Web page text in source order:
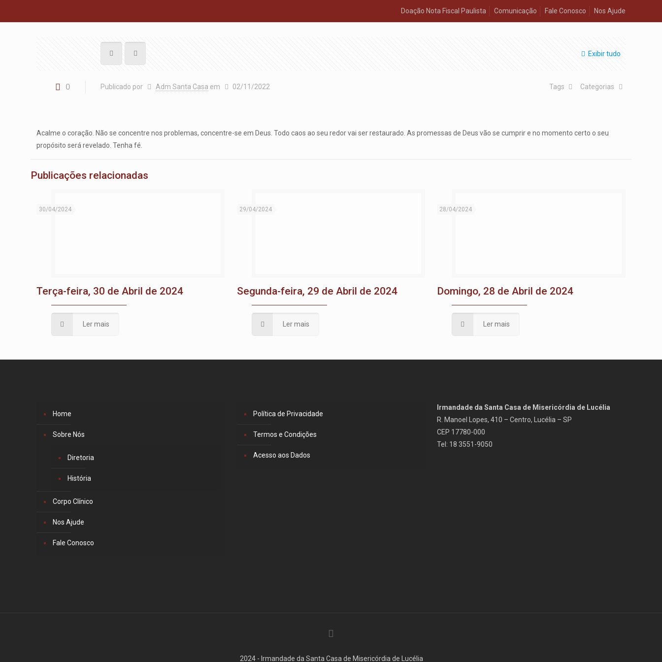
Doação Nota Fiscal Paulista Comunicação Fale Conosco Nos Ajude
Exibir tudo
0 Publicado por Adm Santa Casa em 02/11/2022 Categorias
Tags
Acalme o coração. Não se concentre nos problemas, concentre-se em Deus. Todo caos ao seu redor vai ser restaurado. As promessas de Deus vão se cumprir e no momento certo o seu
propósito será revelado. Tenha fé.
Publicações relacionadas
30/04/2024
Terça-feira, 30 de Abril de 2024
Ler mais
29/04/2024
Segunda-feira, 29 de Abril de 2024
Ler mais
28/04/2024
Domingo, 28 de Abril de 2024
Ler mais
Home
Sobre Nós
Diretoria
História
Corpo Clínico
Nos Ajude
Fale Conosco
Política de Privacidade
Termos e Condições
Acesso aos Dados
Irmandade da Santa Casa de Misericórdia de Lucélia
R. Manoel Lopes, 410 – Centro, Lucélia – SP
CEP 17780-000
Tel: 18 3551-9050
2024 - Irmandade da Santa Casa de Misericórdia de Lucélia